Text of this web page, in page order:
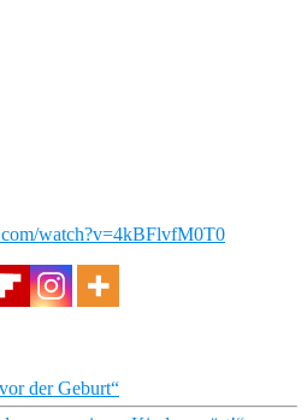
watch?v=4kBFlvfM0T0
der Geburt“